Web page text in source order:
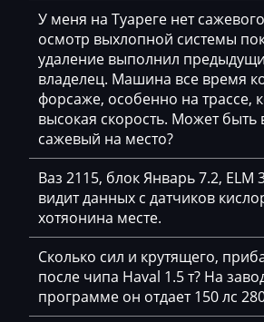
Claas
CMI
Comacchio
Cupra
Dacia
Daewoo
DAF
Daihatsu
Dammann
У меня на Туареге нет
осмотр выхлопной системы
удаление выполнил
владелец. Машина все время
форсаже, особенно на трассе,
высокая скорость. Может быть
сажевый на место?
Ваз 2115, блок Январь 7.2, ELM
видит данных с датчиков
хотяонина месте.
Сколько сил и крутящего,
после чипа Haval 1.5 т? На
программе он отдает 150 лс